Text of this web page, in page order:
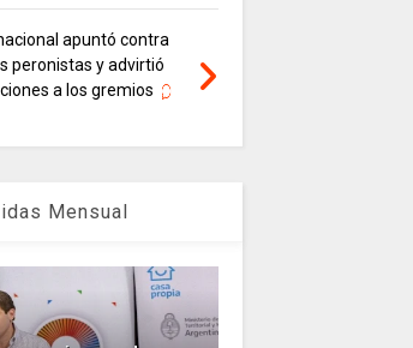
apuntó contra
peronistas y advirtió
a los gremios
Mensual